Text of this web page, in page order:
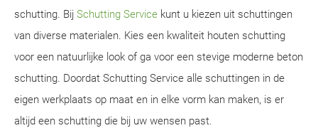
schutting. Bij Schutting Service kunt u kiezen uit schuttingen
van diverse materialen. Kies een kwaliteit houten schutting
voor een natuurlijke look of ga voor een stevige moderne beton
schutting. Doordat Schutting Service alle schuttingen in de
eigen werkplaats op maat en in elke vorm kan maken, is er
altijd een schutting die bij uw wensen past.